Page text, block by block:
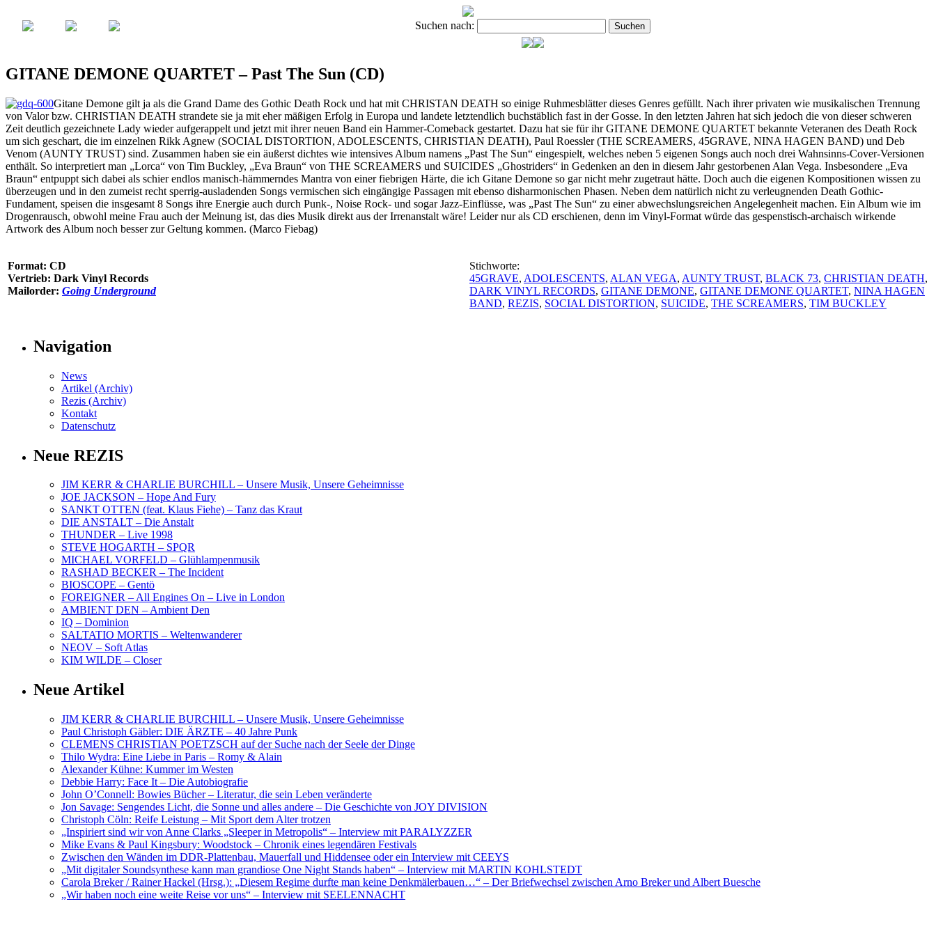
Suchen nach:
GITANE DEMONE QUARTET – Past The Sun (CD)
Gitane Demone gilt ja als die Grand Dame des Gothic Death Rock und hat mit CHRISTAN DEATH so einige Ruhmesblätter dieses Genres gefüllt. Nach ihrer privaten wie musikalischen Trennung
von Valor bzw. CHRISTIAN DEATH strandete sie ja mit eher mäßigen Erfolg in Europa und landete letztendlich buchstäblich fast in der Gosse. In den letzten Jahren hat sich jedoch die von dieser schweren
Zeit deutlich gezeichnete Lady wieder aufgerappelt und jetzt mit ihrer neuen Band ein Hammer-Comeback gestartet. Dazu hat sie für ihr GITANE DEMONE QUARTET bekannte Veteranen des Death Rock
um sich geschart, die im einzelnen Rikk Agnew (SOCIAL DISTORTION, ADOLESCENTS, CHRISTIAN DEATH), Paul Roessler (THE SCREAMERS, 45GRAVE, NINA HAGEN BAND) und Deb
Venom (AUNTY TRUST) sind. Zusammen haben sie ein äußerst dichtes wie intensives Album namens „Past The Sun“ eingespielt, welches neben 5 eigenen Songs auch noch drei Wahnsinns-Cover-Versionen
enthält. So interpretiert man „Lorca“ von Tim Buckley, „Eva Braun“ von THE SCREAMERS und SUICIDES „Ghostriders“ in Gedenken an den in diesem Jahr gestorbenen Alan Vega. Insbesondere „Eva
Braun“ entpuppt sich dabei als schier endlos manisch-hämmerndes Mantra von einer fiebrigen Härte, die ich Gitane Demone so gar nicht mehr zugetraut hätte. Doch auch die eigenen Kompositionen wissen zu
überzeugen und in den zumeist recht sperrig-ausladenden Songs vermischen sich eingängige Passagen mit ebenso disharmonischen Phasen. Neben dem natürlich nicht zu verleugnenden Death Gothic-
Fundament, speisen die insgesamt 8 Songs ihre Energie auch durch Punk-, Noise Rock- und sogar Jazz-Einflüsse, was „Past The Sun“ zu einer abwechslungsreichen Angelegenheit machen. Ein Album wie im
Drogenrausch, obwohl meine Frau auch der Meinung ist, das dies Musik direkt aus der Irrenanstalt wäre! Leider nur als CD erschienen, denn im Vinyl-Format würde das gespenstisch-archaisch wirkende
Artwork des Album noch besser zur Geltung kommen. (Marco Fiebag)
Format: CD
Vertrieb: Dark Vinyl Records
Mailorder: Going Underground
Stichworte:
45GRAVE, ADOLESCENTS, ALAN VEGA, AUNTY TRUST, BLACK 73, CHRISTIAN DEATH,
DARK VINYL RECORDS, GITANE DEMONE, GITANE DEMONE QUARTET, NINA HAGEN
BAND, REZIS, SOCIAL DISTORTION, SUICIDE, THE SCREAMERS, TIM BUCKLEY
Navigation
News
Artikel (Archiv)
Rezis (Archiv)
Kontakt
Datenschutz
Neue REZIS
JIM KERR & CHARLIE BURCHILL – Unsere Musik, Unsere Geheimnisse
JOE JACKSON – Hope And Fury
SANKT OTTEN (feat. Klaus Fiehe) – Tanz das Kraut
DIE ANSTALT – Die Anstalt
THUNDER – Live 1998
STEVE HOGARTH – SPQR
MICHAEL VORFELD – Glühlampenmusik
RASHAD BECKER – The Incident
BIOSCOPE – Gentö
FOREIGNER – All Engines On – Live in London
AMBIENT DEN – Ambient Den
IQ – Dominion
SALTATIO MORTIS – Weltenwanderer
NEOV – Soft Atlas
KIM WILDE – Closer
Neue Artikel
JIM KERR & CHARLIE BURCHILL – Unsere Musik, Unsere Geheimnisse
Paul Christoph Gäbler: DIE ÄRZTE – 40 Jahre Punk
CLEMENS CHRISTIAN POETZSCH auf der Suche nach der Seele der Dinge
Thilo Wydra: Eine Liebe in Paris – Romy & Alain
Alexander Kühne: Kummer im Westen
Debbie Harry: Face It – Die Autobiografie
John O’Connell: Bowies Bücher – Literatur, die sein Leben veränderte
Jon Savage: Sengendes Licht, die Sonne und alles andere – Die Geschichte von JOY DIVISION
Christoph Cöln: Reife Leistung – Mit Sport dem Alter trotzen
„Inspiriert sind wir von Anne Clarks „Sleeper in Metropolis“ – Interview mit PARALYZZER
Mike Evans & Paul Kingsbury: Woodstock – Chronik eines legendären Festivals
Zwischen den Wänden im DDR-Plattenbau, Mauerfall und Hiddensee oder ein Interview mit CEEYS
„Mit digitaler Soundsynthese kann man grandiose One Night Stands haben“ – Interview mit MARTIN KOHLSTEDT
Carola Breker / Rainer Hackel (Hrsg.): „Diesem Regime durfte man keine Denkmälerbauen…“ – Der Briefwechsel zwischen Arno Breker und Albert Buesche
„Wir haben noch eine weite Reise vor uns“ – Interview mit SEELENNACHT